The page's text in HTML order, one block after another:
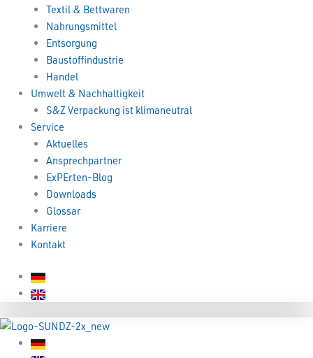
Textil & Bettwaren
Nahrungsmittel
Entsorgung
Baustoffindustrie
Handel
Umwelt & Nachhaltigkeit
S&Z Verpackung ist klimaneutral
Service
Aktuelles
Ansprechpartner
ExPErten-Blog
Downloads
Glossar
Karriere
Kontakt